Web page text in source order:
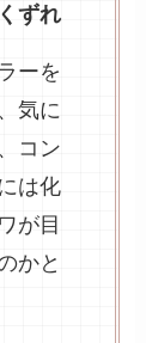
ずれ
ーを
気に
コン
は化
が目
かと